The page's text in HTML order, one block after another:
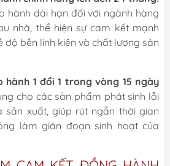
hành dài hạn đối với ngành hàng
nhà, thể hiện sự cam kết mạnh
độ bền linh kiện và chất lượng sản
hành 1 đổi 1 trong vòng 15 ngày
cho các sản phẩm phát sinh lỗi
sản xuất, giúp rút ngắn thời gian
làm gián đoạn sinh hoạt của